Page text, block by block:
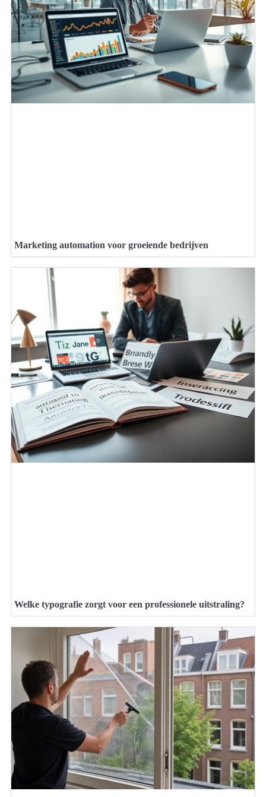
Marketing automation voor groeiende bedrijven
Welke typografie zorgt voor een professionele uitstraling?